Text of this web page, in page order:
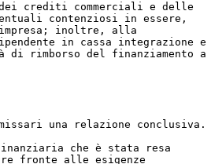
crediti commerciali e delle
contenziosi in essere,
inoltre, alla
in cassa integrazione e
rimborso del finanziamento a
una relazione conclusiva.
che è stata resa
fronte alle esigenze